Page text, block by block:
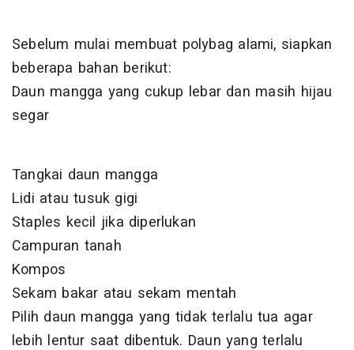
Sebelum mulai membuat polybag alami, siapkan
beberapa bahan berikut:
Daun mangga yang cukup lebar dan masih hijau
segar
Tangkai daun mangga
Lidi atau tusuk gigi
Staples kecil jika diperlukan
Campuran tanah
Kompos
Sekam bakar atau sekam mentah
Pilih daun mangga yang tidak terlalu tua agar
lebih lentur saat dibentuk. Daun yang terlalu